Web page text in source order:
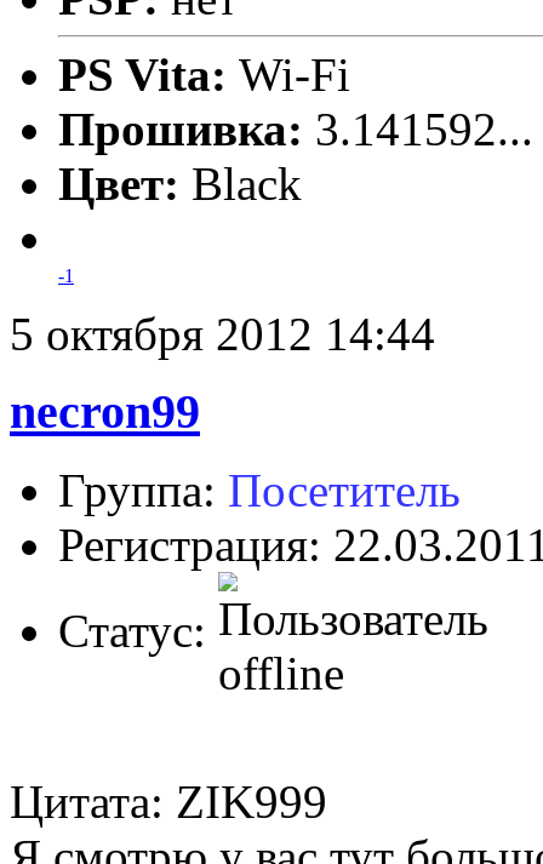
PS Vita: Wi-Fi
Прошивка:
Цвет: Black
-1
5 октября 2012 14:44
necron99
Группа: Посетитель
Регистрация:
Статус:
Цитата: ZIK999